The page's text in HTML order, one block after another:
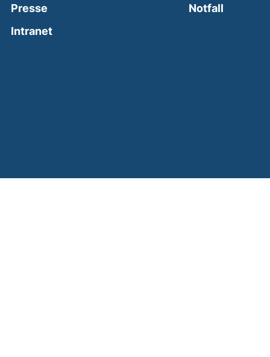
Presse
Intranet(external link, opens in a new window)
Notfall